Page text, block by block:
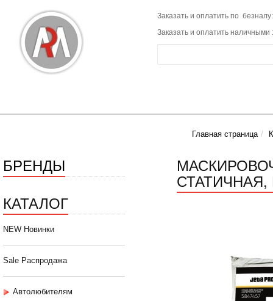
Заказать и оплатить по
Заказать и оплатить наличными
Главная страница
БРЕНДЫ
КАТАЛОГ
NEW Новинки
Sale Распродажа
Автолюбителям